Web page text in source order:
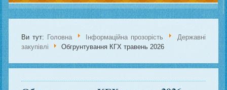
Ви тут: Головна Інформаційна прозорість
Державні
закупівлі
Обгрунтування КГХ травень 2026